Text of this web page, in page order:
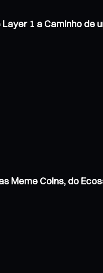
1 a Caminho de
Meme Coins, do